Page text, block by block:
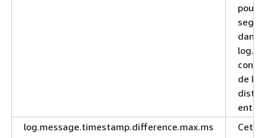
pour
dans
de la
log.message.timestamp.difference.max.ms
Cette